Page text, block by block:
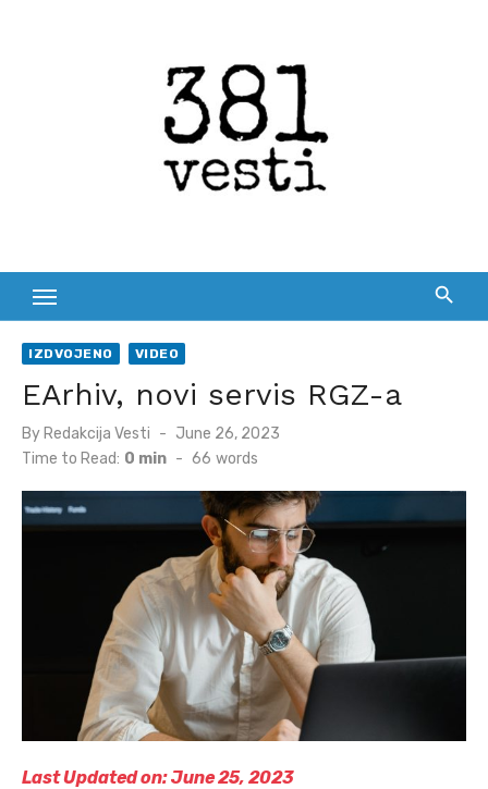
IZDVOJENO VIDEO
EArhiv, novi servis RGZ-a
By Redakcija Vesti
Posted
June 26, 2023
Time to Read: 0 min - 66 words
Last Updated on: June 25, 2023